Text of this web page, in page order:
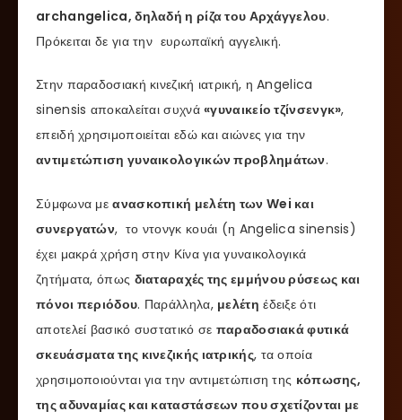
archangelica, δηλαδή η ρίζα του Αρχάγγελου.
Πρόκειται δε για την ευρωπαϊκή αγγελική.
Στην παραδοσιακή κινεζική ιατρική, η Angelica
sinensis αποκαλείται συχνά«γυναικείο τζίνσενγκ»,
επειδή χρησιμοποιείται εδώ και αιώνες για την
αντιμετώπιση γυναικολογικών προβλημάτων.
Σύμφωνα μεανασκοπική μελέτη των Wei και
συνεργατών, το ντονγκ κουάι (η Angelica sinensis)
έχει μακρά χρήση στην Κίνα για γυναικολογικά
ζητήματα, όπως διαταραχές της εμμήνου ρύσεως και
πόνοι περιόδου. Παράλληλα, μελέτη έδειξε ότι
αποτελεί βασικό συστατικό σε παραδοσιακά φυτικά
σκευάσματα της κινεζικής ιατρικής, τα οποία
χρησιμοποιούνται για την αντιμετώπιση της κόπωσης,
της αδυναμίας και καταστάσεων που σχετίζονται με